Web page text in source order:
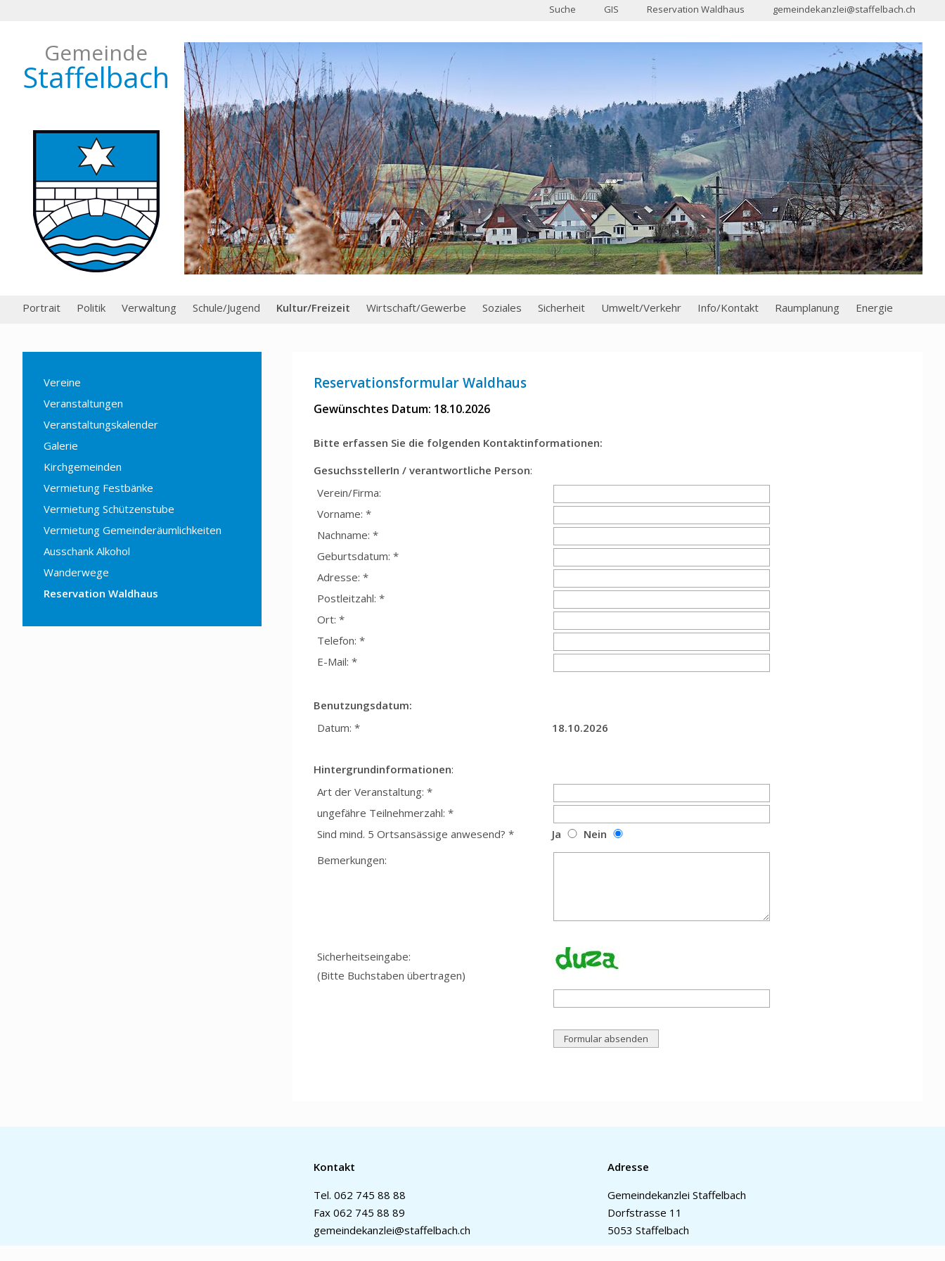
Suche GIS Reservation Waldhaus gemeindekanzlei@staffelbach.ch
Gemeinde
Staffelbach
Portrait Politik Verwaltung Schule/Jugend Kultur/Freizeit Wirtschaft/Gewerbe Soziales Sicherheit Umwelt/Verkehr Info/Kontakt Raumplanung Energie
Vereine
Veranstaltungen
Veranstaltungskalender
Galerie
Kirchgemeinden
Vermietung Festbänke
Vermietung Schützenstube
Vermietung Gemeinderäumlichkeiten
Ausschank Alkohol
Wanderwege
Reservation Waldhaus
Reservationsformular Waldhaus
Gewünschtes Datum: 18.10.2026
Bitte erfassen Sie die folgenden Kontaktinformationen:
GesuchsstellerIn / verantwortliche Person:
Verein/Firma:
Vorname: *
Nachname: *
Geburtsdatum: *
Adresse: *
Postleitzahl: *
Ort: *
Telefon: *
E-Mail: *
Benutzungsdatum:
Datum: *
18.10.2026
Hintergrundinformationen:
Art der Veranstaltung: *
ungefähre Teilnehmerzahl: *
Sind mind. 5 Ortsansässige anwesend? *
Ja
Nein
Bemerkungen:
Sicherheitseingabe:
(Bitte Buchstaben übertragen)
Kontakt
Tel. 062 745 88 88
Fax 062 745 88 89
gemeindekanzlei@staffelbach.ch
Adresse
Gemeindekanzlei Staffelbach
Dorfstrasse 11
5053 Staffelbach